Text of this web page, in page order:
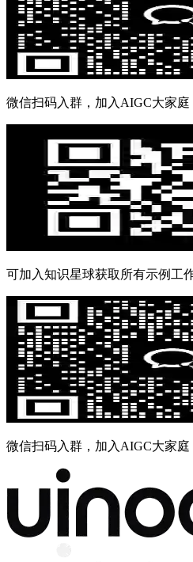
微信扫码入群，加入AIGC大家
可加入知识星球获取所有示例工
微信扫码入群，加入AIGC大家